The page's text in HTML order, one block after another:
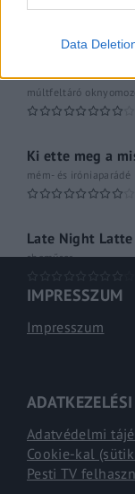
Data
Hétvégi Magazin
múltfeltáró
Ki ette meg a
mém- és iróniaparádé
Late Night Latte
shoműsor
IMPRESSZUM
Impresszum
Adatvédelmi
Cookie-kal
Pesti TV